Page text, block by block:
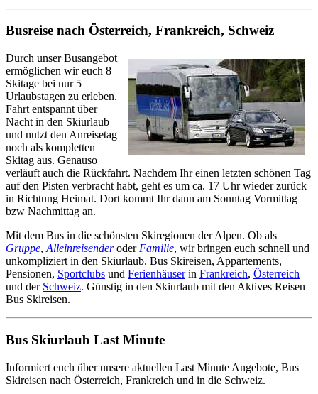
Busreise nach Österreich, Frankreich, Schweiz
Durch unser Busangebot
ermöglichen wir euch 8
Skitage bei nur 5
Urlaubstagen zu erleben.
Fahrt entspannt über
Nacht in den Skiurlaub
und nutzt den Anreisetag
noch als kompletten
Skitag aus. Genauso
verläuft auch die Rückfahrt. Nachdem Ihr einen letzten schönen Tag
auf den Pisten verbracht habt, geht es um ca. 17 Uhr wieder zurück
in Richtung Heimat. Dort kommt Ihr dann am Sonntag Vormittag
bzw Nachmittag an.
Mit dem Bus in die schönsten Skiregionen der Alpen. Ob als
Gruppe, Alleinreisenderoder Familie, wir bringen euch schnell und
unkompliziert in den Skiurlaub. Bus Skireisen, Appartements,
Pensionen, Sportclubs und Ferienhäuserin Frankreich, Österreich
und der Schweiz. Günstig in den Skiurlaub mit den Aktives Reisen
Bus Skireisen.
Bus Skiurlaub Last Minute
Informiert euch über unsere aktuellen Last Minute Angebote, Bus
Skireisen nach Österreich, Frankreich und in die Schweiz.